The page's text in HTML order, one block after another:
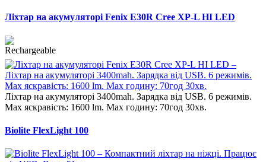
Ліхтар на акумуляторі Fenix E30R Cree XP-L HI LED
Ліхтар на акумуляторі 3400mah. Зарядка від USB. 6 режимів.
Max яскравість: 1600 lm. Max годину: 70год 30хв.
Biolite FlexLight 100